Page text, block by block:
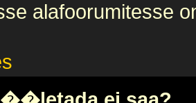
alafoorumitesse